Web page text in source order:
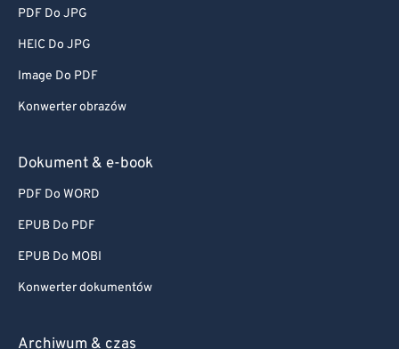
PDF Do JPG
HEIC Do JPG
Image Do PDF
Konwerter obrazów
Dokument & e-book
PDF Do WORD
EPUB Do PDF
EPUB Do MOBI
Konwerter dokumentów
Archiwum & czas